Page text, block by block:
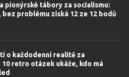
pionýrské tábory za socialismu:
bez problému získá 12 ze 12 bodů
o každodenní realitě za
10 retro otázek ukáže, kdo má